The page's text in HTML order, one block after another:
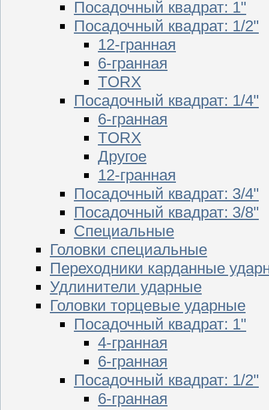
Посадочный квадрат: 1"
Посадочный квадрат: 1/2"
12-гранная
6-гранная
TORX
Посадочный квадрат: 1/4"
6-гранная
TORX
Другое
12-гранная
Посадочный квадрат: 3/4"
Посадочный квадрат: 3/8"
Специальные
Головки специальные
Переходники карданные
Удлинители ударные
Головки торцевые ударные
Посадочный квадрат: 1"
4-гранная
6-гранная
Посадочный квадрат: 1/2"
6-гранная